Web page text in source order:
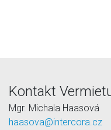
Kontakt
Mgr. Michala Haasová
haasova@intercora.cz